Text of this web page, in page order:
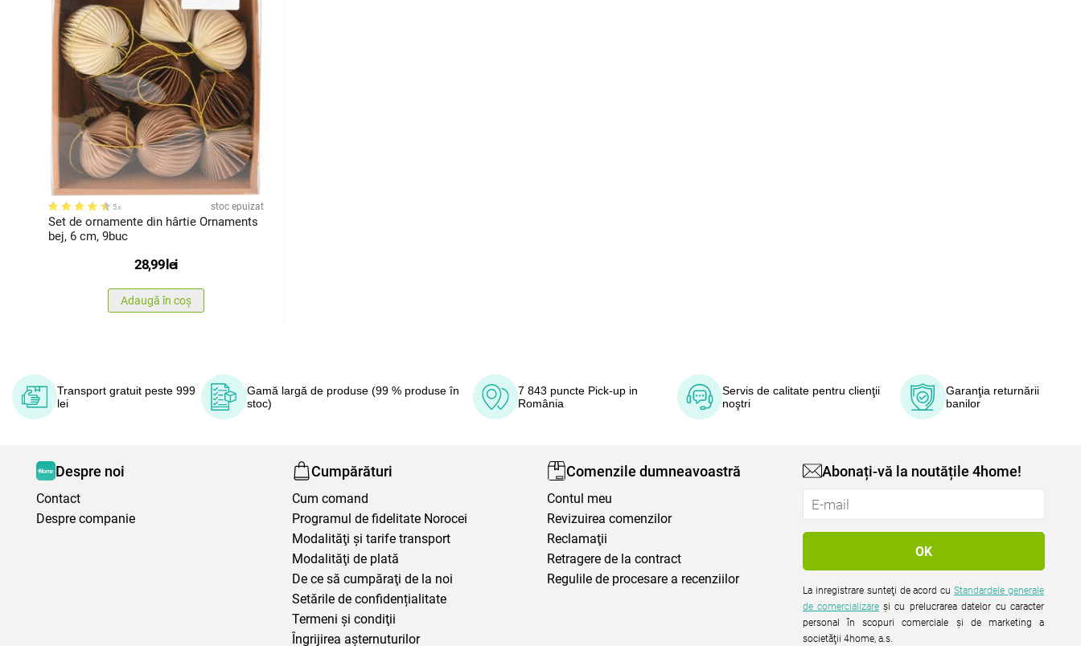
5x stoc epuizat
Set de ornamente din hârtie Ornaments
bej, 6 cm, 9buc
28,99lei
Adaugă în coș
Transport gratuit peste 999
lei
Gamă largă de produse (99 % produse în
stoc)
7 843 puncte Pick-up in
România
Servis de calitate pentru clienţii
noştri
Garanţia returnării
banilor
Despre noi
Contact
Despre companie
Cumpărături
Cum comand
Programul de fidelitate Norocei
Modalităţi şi tarife transport
Modalităţi de plată
De ce să cumpăraţi de la noi
Setările de confidențialitate
Termeni şi condiţii
Îngrijirea așternuturilor
Comenzile dumneavoastră
Contul meu
Revizuirea comenzilor
Reclamaţii
Retragere de la contract
Regulile de procesare a recenziilor
Abonați-vă la noutățile 4home!
La inregistrare sunteţi de acord cuStandardele generale
de comercializare şi cu prelucrarea datelor cu caracter
personal în scopuri comerciale şi de marketing a
societăţii 4home, a.s.